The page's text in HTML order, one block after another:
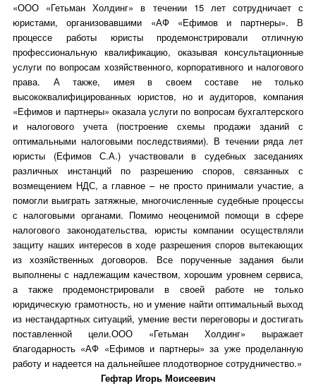
«ООО «Гетьман Холдинг» в течении 15 лет сотрудничает с
юристами, организовавшими «АФ «Ефимов и партнеры». В
процессе работы юристы продемонстрировали отличную
профессиональную квалификацию, оказывая консультационные
услуги по вопросам хозяйственного, корпоративного и налогового
права. А также, имея в своем составе не только
высококвалифицированных юристов, но и аудиторов, компания
«Ефимов и партнеры» оказала услуги по вопросам бухгалтерского
и налогового учета (построение схемы продажи зданий с
оптимальными налоговыми последствиями). В течении ряда лет
юристы (Ефимов С.А.) участвовали в судебных заседаниях
различных инстанций по разрешению споров, связанных с
возмещением НДС, а главное – не просто принимали участие, а
помогли выиграть затяжные, многочисленные судебные процессы
с налоговыми органами. Помимо неоценимой помощи в сфере
налогового законодательства, юристы компании осуществляли
защиту наших интересов в ходе разрешения споров вытекающих
из хозяйственных договоров. Все порученные задания были
выполнены с надлежащим качеством, хорошим уровнем сервиса,
а также продемонстрировали в своей работе не только
юридическую грамотность, но и умение найти оптимальный выход
из нестандартных ситуаций, умение вести переговоры и достигать
поставленной цели.ООО «Гетьман Холдинг» выражает
благодарность «АФ «Ефимов и партнеры» за уже проделанную
работу и надеется на дальнейшее плодотворное сотрудничество.»
Гефтар Игорь Моисеевич